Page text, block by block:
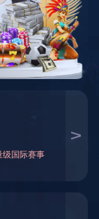
首页>工程案例 > 火